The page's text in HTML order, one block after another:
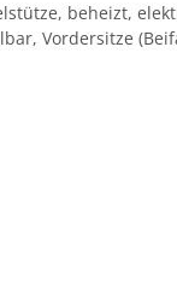
beheizt,
Vordersitze